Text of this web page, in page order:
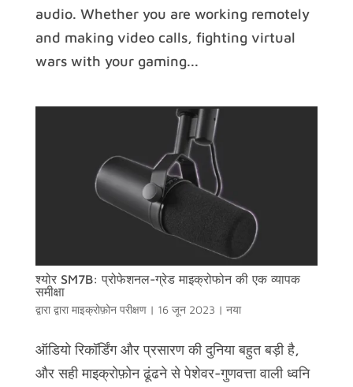
audio. Whether you are working remotely
and making video calls, fighting virtual
wars with your gaming...
श्योर SM7B: प्रोफेशनल-ग्रेड माइक्रोफोन की एक व्यापक
समीक्षा
द्वारा द्वारामाइक्रोफ़ोन परीक्षण| 16 जून 2023 | नया
ऑडियो रिकॉर्डिंग और प्रसारण की दुनिया बहुत बड़ी है,
और सही माइक्रोफ़ोन ढूंढने से पेशेवर-गुणवत्ता वाली ध्वनि